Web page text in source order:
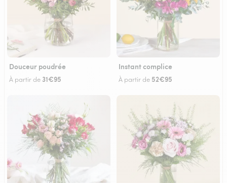
Douceur poudrée
À partir de 31€95
Instant complice
À partir de 52€95